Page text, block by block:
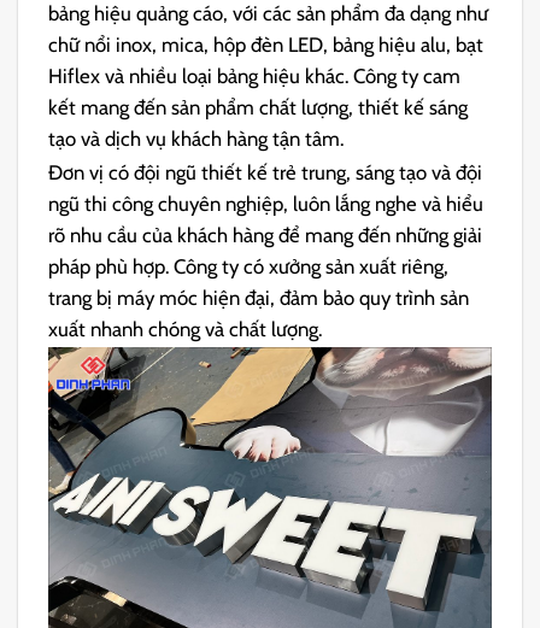
bảng hiệu quảng cáo, với các sản phẩm đa dạng như
chữ nổi inox, mica, hộp đèn LED, bảng hiệu alu, bạt
Hiflex và nhiều loại bảng hiệu khác. Công ty cam
kết mang đến sản phẩm chất lượng, thiết kế sáng
tạo và dịch vụ khách hàng tận tâm.
Đơn vị có đội ngũ thiết kế trẻ trung, sáng tạo và đội
ngũ thi công chuyên nghiệp, luôn lắng nghe và hiểu
rõ nhu cầu của khách hàng để mang đến những giải
pháp phù hợp. Công ty có xưởng sản xuất riêng,
trang bị máy móc hiện đại, đảm bảo quy trình sản
xuất nhanh chóng và chất lượng.